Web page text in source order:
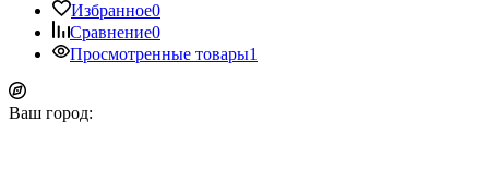
Избранное0
Сравнение0
Просмотренные товары1
Ваш город: